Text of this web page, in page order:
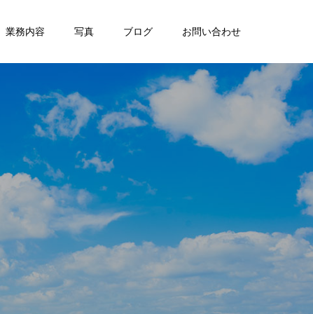
業務内容 写真 ブログ お問い合わせ